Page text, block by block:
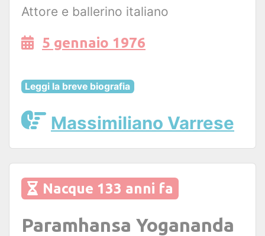
Attore e ballerino italiano
5 gennaio 1976
Leggi la breve biografia
Massimiliano Varrese
Nacque 133 anni fa
Paramhansa Yogananda